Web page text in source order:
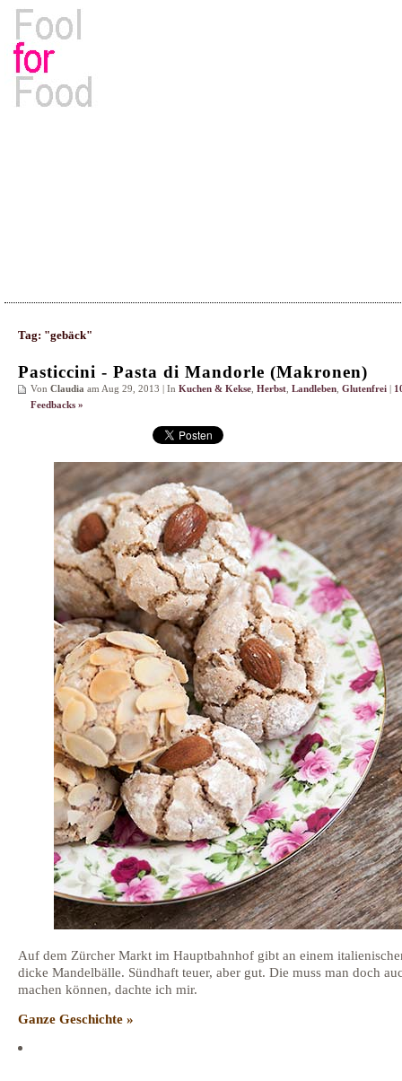
Tag: "gebäck"
Pasticcini - Pasta di Mandorle (Makronen)
Von Claudia am Aug 29, 2013 | In Kuchen & Kekse Herbst Landleben Glutenfrei
Feedbacks »
Auf dem Zürcher Markt im Hauptbahnhof gibt an einem
dicke Mandelbälle. Sündhaft teuer, aber gut. Die muss man doch
machen können, dachte ich mir.
Ganze Geschichte »